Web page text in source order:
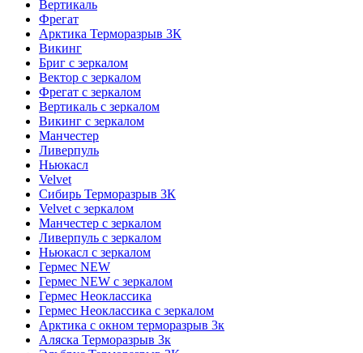
Вертикаль
Фрегат
Арктика Терморазрыв 3К
Викинг
Бриг с зеркалом
Вектор с зеркалом
Фрегат с зеркалом
Вертикаль с зеркалом
Викинг с зеркалом
Манчестер
Ливерпуль
Ньюкасл
Velvet
Сибирь Терморазрыв 3К
Velvet с зеркалом
Манчестер с зеркалом
Ливерпуль с зеркалом
Ньюкасл с зеркалом
Гермес NEW
Гермес NEW с зеркалом
Гермес Неоклассика
Гермес Неоклассика с зеркалом
Арктика с окном терморазрыв 3к
Аляска Терморазрыв 3к